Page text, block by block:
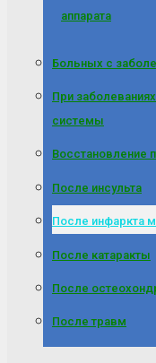
аппарата
Больных с
При
системы
Восстановление
После инсульта
После инфаркта
После катаракты
После
После травм